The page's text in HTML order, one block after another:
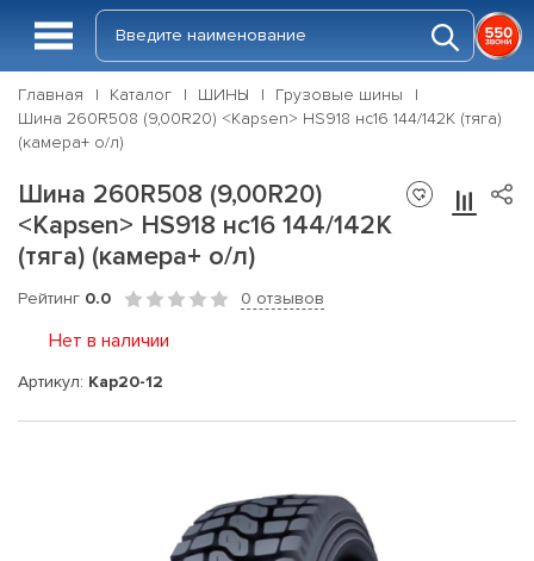
Главная Каталог ШИНЫ
Грузовые шины
Шина 260R508 (9,00R20) <Kapsen> HS918 нс16 144/142K (тяга)
(камера+ о/л)
Шина 260R508 (9,00R20)
<Kapsen> HS918 нс16 144/142K
(тяга) (камера+ о/л)
Рейтинг 0.0 0 отзывов
Нет в наличии
Артикул: Kap20-12